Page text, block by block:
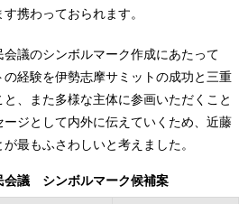
携わっておられます。
議のシンボルマーク作成にあたって
経験を伊勢志摩サミットの成功と三重
、また多様な主体に参画いただくこと
ジとして内外に伝えていくため、近藤
最もふさわしいと考えました。
会議 シンボルマーク候補案